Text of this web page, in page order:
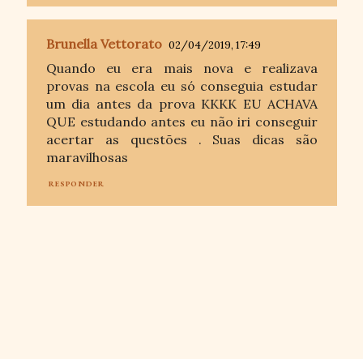
Brunella Vettorato 02/04/2019, 17:49
Quando eu era mais nova e realizava
provas na escola eu só conseguia estudar
um dia antes da prova KKKK EU ACHAVA
QUE estudando antes eu não iri conseguir
acertar as questões . Suas dicas são
maravilhosas
RESPONDER